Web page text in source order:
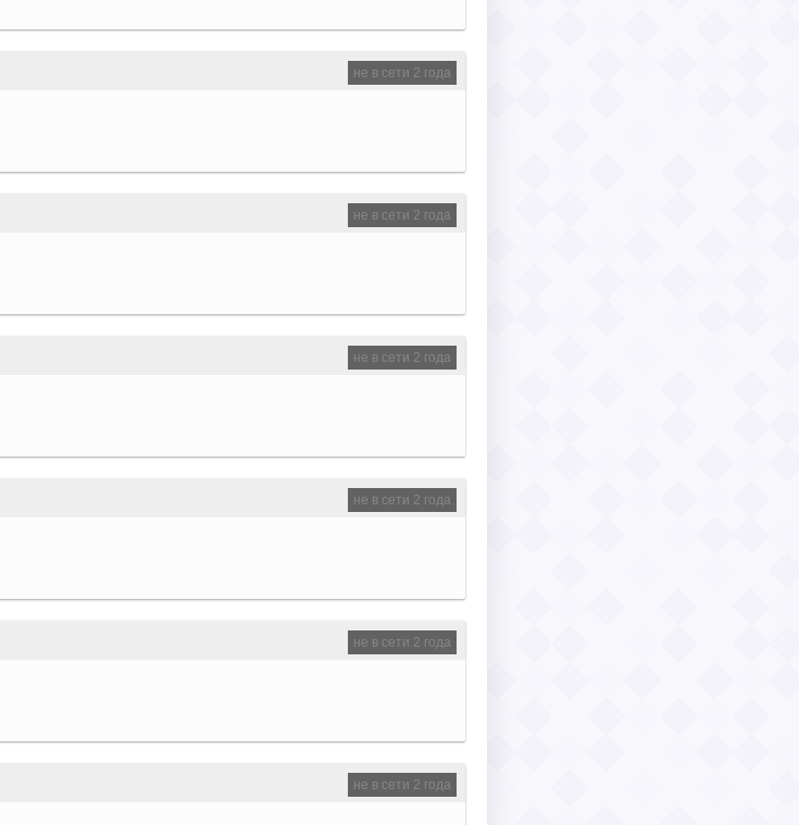
не в сети 2 года
не в сети 2 года
не в сети 2 года
не в сети 2 года
не в сети 2 года
не в сети 2 года